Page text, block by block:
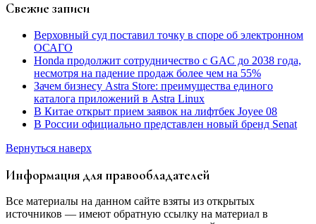
Свежие записи
Верховный суд поставил точку в споре об электронном
ОСАГО
Honda продолжит сотрудничество с GAC до 2038 года,
несмотря на падение продаж более чем на 55%
Зачем бизнесу Astra Store: преимущества единого
каталога приложений в Astra Linux
В Китае открыт прием заявок на лифтбек Joyee 08
В России официально представлен новый бренд Senat
Вернуться наверх
Информация для правообладателей
Все материалы на данном сайте взяты из открытых
источников — имеют обратную ссылку на материал в